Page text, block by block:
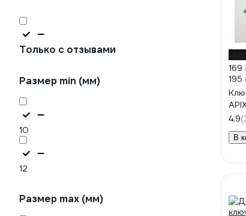
Только с отзывами
Размер min (мм)
10
12
Размер max (мм)
169
195
4.9
В